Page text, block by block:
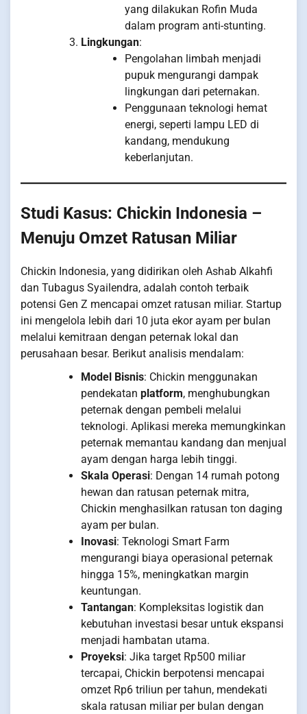
yang dilakukan Rofin Muda
dalam program anti-stunting.
Lingkungan:
Pengolahan limbah menjadi
pupuk mengurangi dampak
lingkungan dari peternakan.
Penggunaan teknologi hemat
energi, seperti lampu LED di
kandang, mendukung
keberlanjutan.
Studi Kasus: Chickin Indonesia –
Menuju Omzet Ratusan Miliar
Chickin Indonesia, yang didirikan oleh Ashab Alkahfi
dan Tubagus Syailendra, adalah contoh terbaik
potensi Gen Z mencapai omzet ratusan miliar. Startup
ini mengelola lebih dari 10 juta ekor ayam per bulan
melalui kemitraan dengan peternak lokal dan
perusahaan besar. Berikut analisis mendalam:
Model Bisnis: Chickin menggunakan
pendekatan platform, menghubungkan
peternak dengan pembeli melalui
teknologi. Aplikasi mereka memungkinkan
peternak memantau kandang dan menjual
ayam dengan harga lebih tinggi.
Skala Operasi: Dengan 14 rumah potong
hewan dan ratusan peternak mitra,
Chickin menghasilkan ratusan ton daging
ayam per bulan.
Inovasi: Teknologi Smart Farm
mengurangi biaya operasional peternak
hingga 15%, meningkatkan margin
keuntungan.
Tantangan: Kompleksitas logistik dan
kebutuhan investasi besar untuk ekspansi
menjadi hambatan utama.
Proyeksi: Jika target Rp500 miliar
tercapai, Chickin berpotensi mencapai
omzet Rp6 triliun per tahun, mendekati
skala ratusan miliar per bulan dengan